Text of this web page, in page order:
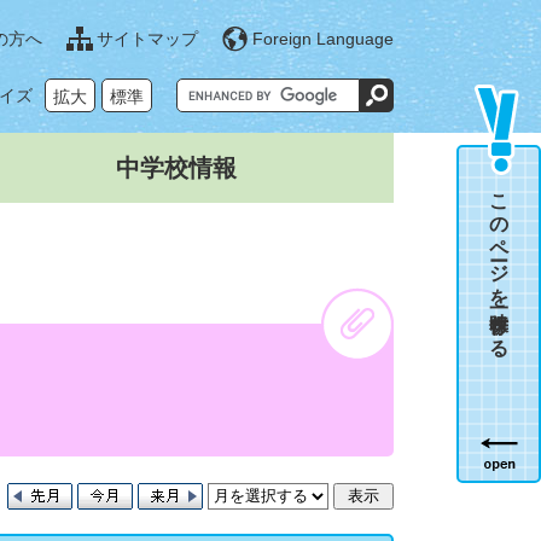
方へ サイトマップ Foreign Language
ズ 拡大 標準
G
o
g
l
e
ス
中学校情報
このページを一時保存する